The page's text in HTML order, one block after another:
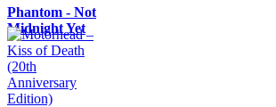
Phantom - Not
Midnight Yet